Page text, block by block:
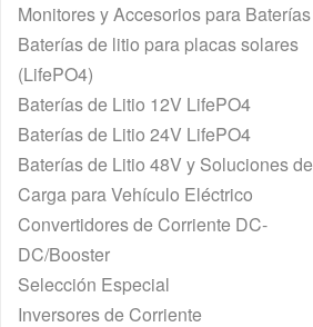
Monitores y Accesorios para Baterías
Baterías de litio para placas solares
(LifePO4)
Baterías de Litio 12V LifePO4
Baterías de Litio 24V LifePO4
Baterías de Litio 48V y Soluciones de
Carga para Vehículo Eléctrico
Convertidores de Corriente DC-
DC/Booster
Selección Especial
Inversores de Corriente